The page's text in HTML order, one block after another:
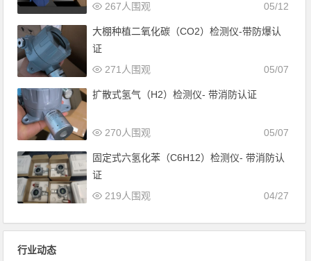
05/12
267人围观
大棚种植二氧化碳（CO2）检测仪-带防爆认
证
05/07
271人围观
扩散式氢气（H2）检测仪- 带消防认证
05/07
270人围观
固定式六氢化苯（C6H12）检测仪- 带消防认
证
04/27
219人围观
行业动态